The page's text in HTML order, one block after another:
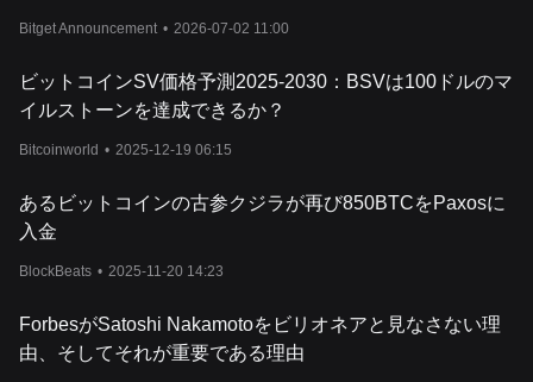
Bitget Announcement • 2026-07-02 11:00
ビットコインSV価格予測2025-2030：BSVは100ドルのマ
イルストーンを達成できるか？
Bitcoinworld • 2025-12-19 06:15
あるビットコインの古参クジラが再び850BTCをPaxosに
入金
BlockBeats • 2025-11-20 14:23
ForbesがSatoshi Nakamotoをビリオネアと見なさない理
由、そしてそれが重要である理由